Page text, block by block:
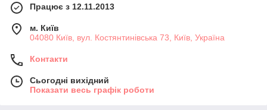
Працює з 12.11.2013
м. Київ
04080 Київ, вул. Костянтинівська 73, Київ, Україна
Контакти
Сьогодні вихідний
Показати весь графік роботи